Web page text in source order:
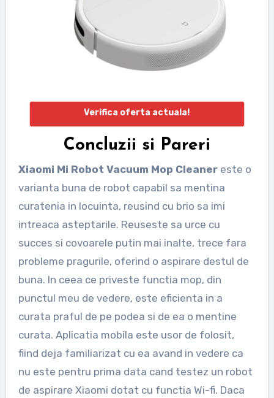
Verifica oferta actuala!
Concluzii si Pareri
Xiaomi Mi Robot Vacuum Mop Cleaner este o
varianta buna de robot capabil sa mentina
curatenia in locuinta, reusind cu brio sa imi
intreaca asteptarile. Reuseste sa urce cu
succes si covoarele putin mai inalte, trece fara
probleme pragurile, oferind o aspirare destul de
buna. In ceea ce priveste functia mop, din
punctul meu de vedere, este eficienta in a
curata praful de pe podea si de ea o mentine
curata. Aplicatia mobila este usor de folosit,
fiind deja familiarizat cu ea avand in vedere ca
nu este pentru prima data cand testez un robot
de aspirare Xiaomi dotat cu functia Wi-fi. Daca